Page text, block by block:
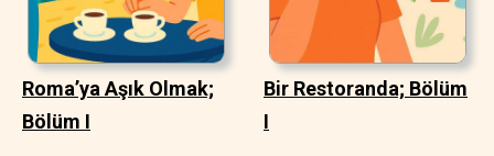
Roma’ya Aşık Olmak;
Bölüm I
Bir Restoranda; Bölüm
I